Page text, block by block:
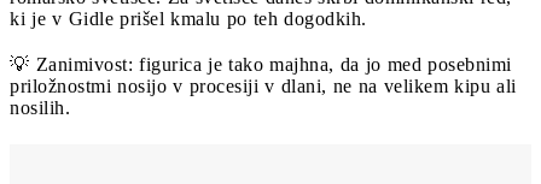
ki je v Gidle prišel kmalu po teh dogodkih.
💡 Zanimivost: figurica je tako majhna, da jo med posebnimi
priložnostmi nosijo v procesiji v dlani, ne na velikem kipu ali
nosilih.